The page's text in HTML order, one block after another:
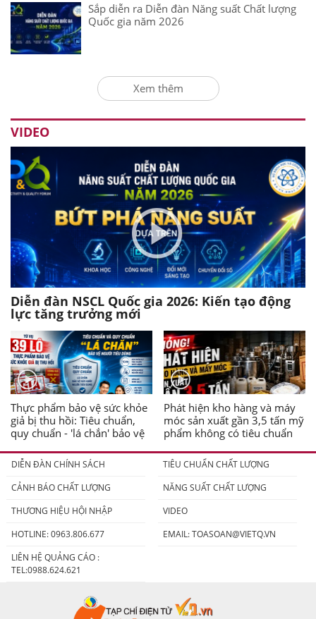
Sắp diễn ra Diễn đàn Năng suất Chất lượng
Quốc gia năm 2026
Xem thêm
VIDEO
Diễn đàn NSCL Quốc gia 2026: Kiến tạo động
lực tăng trưởng mới
Thực phẩm bảo vệ sức khỏe
giả bị thu hồi: Tiêu chuẩn,
quy chuẩn - 'lá chắn' bảo vệ
Phát hiện kho hàng và máy
móc sản xuất gần 3,5 tấn mỹ
phẩm không có tiêu chuẩn
DIỄN ĐÀN CHÍNH SÁCH
TIÊU CHUẨN CHẤT LƯỢNG
CẢNH BÁO CHẤT LƯỢNG
NĂNG SUẤT CHẤT LƯỢNG
THƯƠNG HIỆU HỘI NHẬP
VIDEO
HOTLINE: 0963.806.677
EMAIL:TOASOAN@VIETQ.VN
LIÊN HỆ QUẢNG CÁO :
TEL:0988.624.621